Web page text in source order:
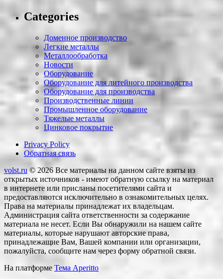
Categories
Доменное производство
Легкие металлы
Металлообработка
Новости
Оборудование
Оборудование для литейного производства
Оборудование для производства
Производственные линии
Промышленное оборудование
Тяжелые металлы
Цинковое покрытие
Privacy Policy
Обратная связь
volst.ru© 2026 Все материалы на данном сайте взяты из
открытых источников - имеют обратную ссылку на материал
в интернете или присланы посетителями сайта и
предоставляются исключительно в ознакомительных целях.
Права на материалы принадлежат их владельцам.
Администрация сайта ответственности за содержание
материала не несет. Если Вы обнаружили на нашем сайте
материалы, которые нарушают авторские права,
принадлежащие Вам, Вашей компании или организации,
пожалуйста, сообщите нам через форму обратной связи.
На платформе Тема Aperitto